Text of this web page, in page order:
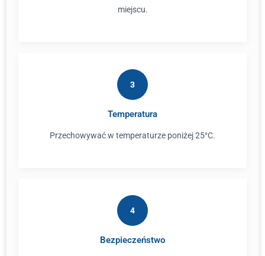
miejscu.
3
Temperatura
Przechowywać w temperaturze poniżej 25°C.
4
Bezpieczeństwo